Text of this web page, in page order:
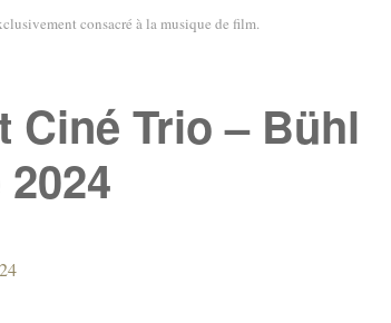
consacré à la musique de film.
Trio – Bühl